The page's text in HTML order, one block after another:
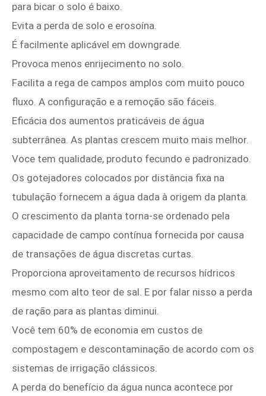
para bicar o solo é baixo.
Evita a perda de solo e erosoína.
É facilmente aplicável em downgrade.
Provoca menos enrijecimento no solo.
Facilita a rega de campos amplos com muito pouco
fluxo. A configuração e a remoção são fáceis.
Eficácia dos aumentos praticáveis ​​de água
subterrânea. As plantas crescem muito mais melhor.
Voce tem qualidade, produto fecundo e padronizado.
Os gotejadores colocados por distância fixa na
tubulação fornecem a água dada à origem da planta.
O crescimento da planta torna-se ordenado pela
capacidade de campo contínua fornecida por causa
de transações de água discretas curtas.
Proporciona aproveitamento de recursos hídricos
mesmo com alto teor de sal. E por falar nisso a perda
de ração para as plantas diminui.
Você tem 60% de economia em custos de
compostagem e descontaminação de acordo com os
sistemas de irrigação clássicos.
A perda do benefício da água nunca acontece por